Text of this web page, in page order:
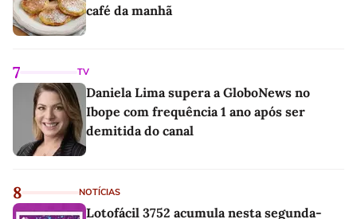
café da manhã
7 TV
Daniela Lima supera a GloboNews no
Ibope com frequência 1 ano após ser
demitida do canal
8 NOTÍCIAS
Lotofácil 3752 acumula nesta segunda-